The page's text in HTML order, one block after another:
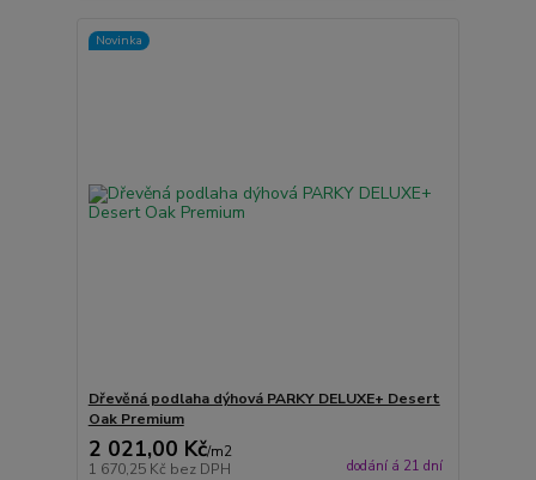
Novinka
Dřevěná podlaha dýhová PARKY DELUXE+ Desert
Oak Premium
2 021,00 Kč/m2
1 670,25 Kč bez DPH dodání á 21 dní